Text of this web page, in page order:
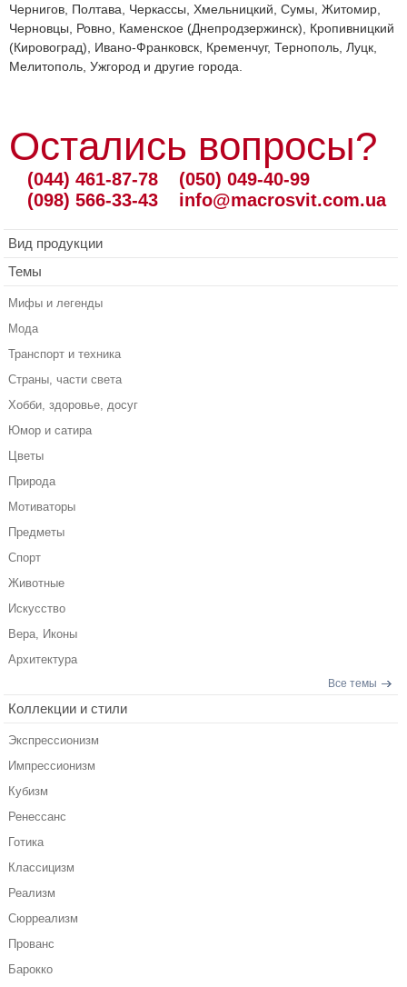
Чернигов, Полтава, Черкассы, Хмельницкий, Сумы, Житомир,
Черновцы, Ровно, Каменское (Днепродзержинск), Кропивницкий
(Кировоград), Ивано-Франковск, Кременчуг, Тернополь, Луцк,
Мелитополь, Ужгород и другие города.
Остались вопросы?
(044) 461-87-78
(098) 566-33-43
(050) 049-40-99
info@macrosvit.com.ua
Вид продукции
Темы
Мифы и легенды
Мода
Транспорт и техника
Страны, части света
Хобби, здоровье, досуг
Юмор и сатира
Цветы
Природа
Мотиваторы
Предметы
Спорт
Животные
Искусство
Вера, Иконы
Архитектура
Все темы
Коллекции и стили
Экспрессионизм
Импрессионизм
Кубизм
Ренессанс
Готика
Классицизм
Реализм
Сюрреализм
Прованс
Барокко